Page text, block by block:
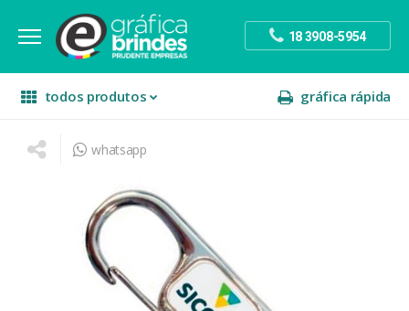
18 3908-5954
todos produtos gráfica rápida
escritório
festa
decoração
whatsapp